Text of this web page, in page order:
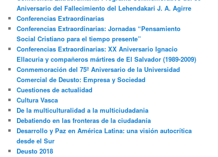
Aniversario del Fallecimiento del Lehendakari J. A. Agirre
Conferencias Extraordinarias
Conferencias Extraordinarias: Jornadas “Pensamiento
Social Cristiano para el tiempo presente”
Conferencias Extraordinarias: XX Aniversario Ignacio
Ellacuria y compañeros mártires de El Salvador (1989-2009)
Conmemoración del 75º Aniversario de la Universidad
Comercial de Deusto: Empresa y Sociedad
Cuestiones de actualidad
Cultura Vasca
De la multiculturalidad a la multiciudadania
Debatiendo en las fronteras de la ciudadanía
Desarrollo y Paz en América Latina: una visión autocrítica
desde el Sur
Deusto 2018